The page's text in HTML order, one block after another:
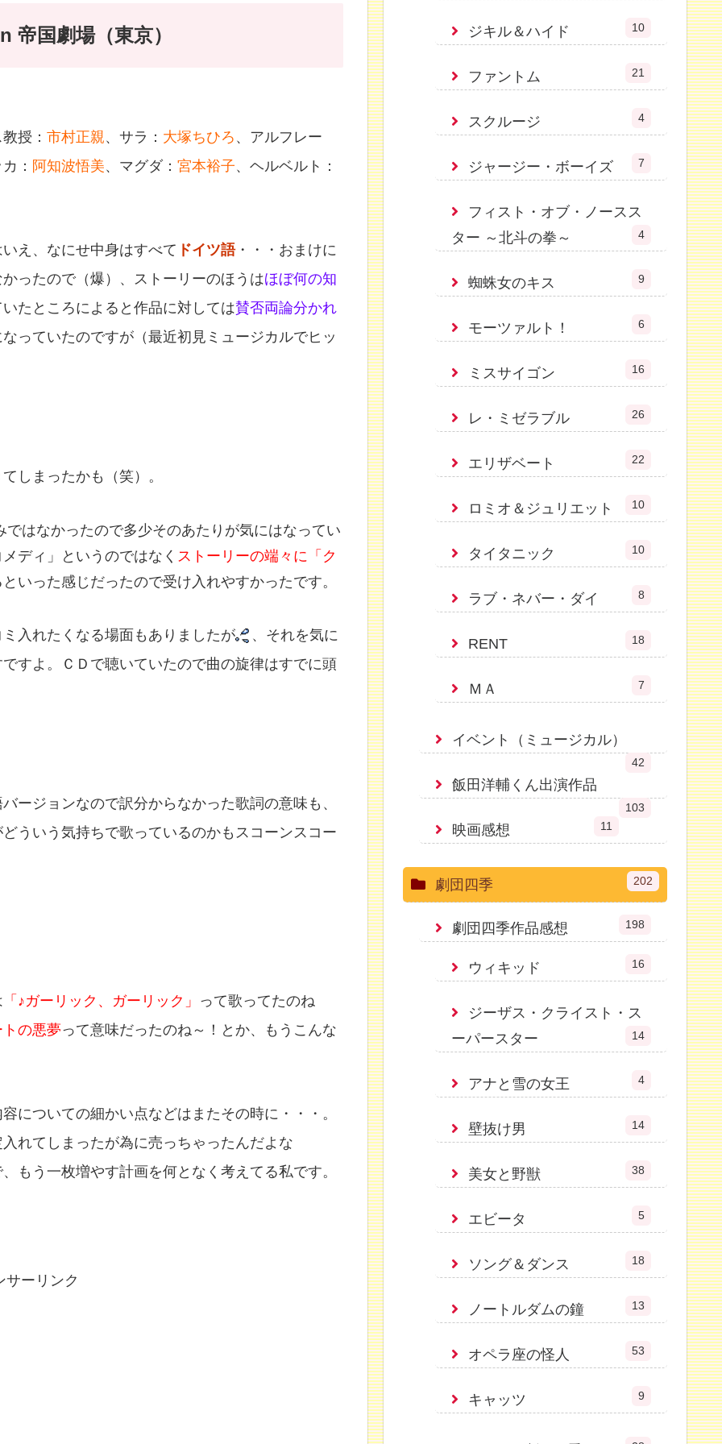
帝国劇場（東京）
授： 市村正親、サラ： 大塚ちひろ 、アルフレー
： 阿知波悟美、マグダ： 宮本裕子、ヘルベルト：
え、なにせ中身はすべて ドイツ語・・・おまけに
ったので（爆）、ストーリーのほうはほぼ何の知
たところによると作品に対しては賛否両論分かれ
っていたのですが（最近初見ミュージカルでヒッ
しまったかも（笑）。
はなかったので多少そのあたりが気にはなってい
ディ」というのではなく ストーリーの端々に「ク
いった感じだったので受け入れやすかったです。
入れたくなる場面もありましたが
、それを気に
すよ。ＣＤで聴いていたので曲の旋律はすでに頭
ージョンなので訳分からなかった歌詞の意味も、
ういう気持ちで歌っているのかもスコーンスコー
「♪ガーリック、ガーリック」 って歌ってたのね
の悪夢って意味だったのね～！とか、もうこんな
についての細かい点などはまたその時に・・・。
れてしまったが為に売っちゃったんだよな
もう一枚増やす計画を何となく考えてる私です。
サーリンク
ジキル＆ハイド 10
ファントム 21
スクルージ 4
ジャージー・ボーイズ 7
フィスト・オブ・ノースス
ター ～北斗の拳～
4
蜘蛛女のキス 9
モーツァルト！ 6
ミスサイゴン 16
レ・ミゼラブル 26
エリザベート 22
ロミオ＆ジュリエット 10
タイタニック 10
ラブ・ネバー・ダイ 8
RENT 18
ＭＡ 7
イベント（ミュージカル）
42
飯田洋輔くん出演作品
103
映画感想 11
劇団四季 202
劇団四季作品感想 198
ウィキッド 16
ジーザス・クライスト・ス
ーパースター
14
アナと雪の女王 4
壁抜け男 14
美女と野獣 38
エビータ 5
ソング＆ダンス 18
ノートルダムの鐘 13
オペラ座の怪人 53
キャッツ 9